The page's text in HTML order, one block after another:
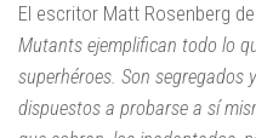
El escritor Matt Rosenberg
Mutants ejemplifican todo lo
superhéroes. Son segregados
dispuestos a probarse a sí